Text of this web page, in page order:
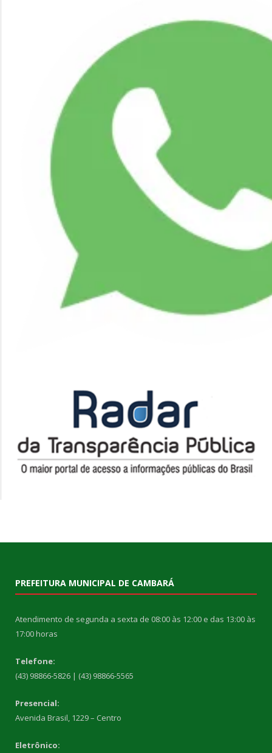
PREFEITURA MUNICIPAL DE CAMBARÁ
Atendimento de segunda a sexta de 08:00 às 12:00 e das 13:00 às
17:00 horas
Telefone:
(43) 98866-5826 | (43) 98866-5565
Presencial:
Avenida Brasil, 1229 – Centro
Eletrônico: